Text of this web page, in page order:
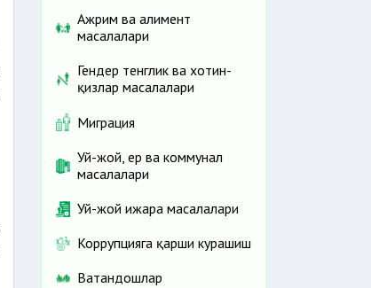
Ажрим ва алимент
масалалари
Гендер тенглик ва хотин-
қизлар масалалари
Миграция
Уй-жой, ер ва коммунал
масалалари
Уй-жой ижара масалалари
Коррупцияга қарши курашиш
Ватандошлар